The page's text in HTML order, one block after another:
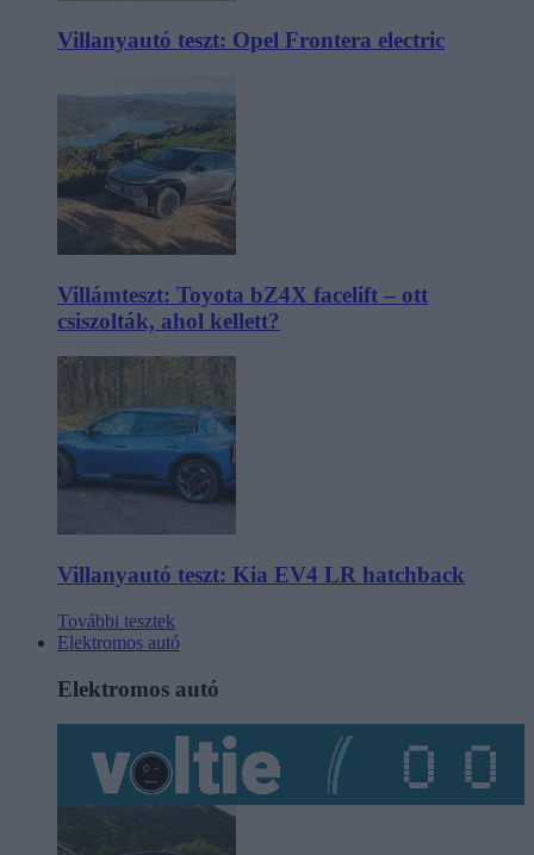
Villanyautó teszt: Opel Frontera electric
Villámteszt: Toyota bZ4X facelift – ott
csiszolták, ahol kellett?
Villanyautó teszt: Kia EV4 LR hatchback
További tesztek
Elektromos autó
Elektromos autó